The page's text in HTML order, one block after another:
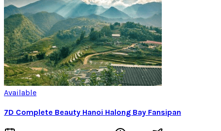
Available
7D Complete Beauty Hanoi Halong Bay Fansipan